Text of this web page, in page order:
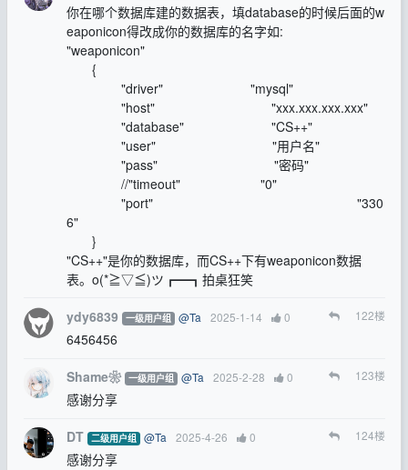
你在哪个数据库建的数据表，填database的时候后面的w
eaponicon得改成你的数据库的名字如:
"weaponicon"
{
"driver" "mysql"
"host" "xxx.xxx.xxx.xxx"
"database" "CS++"
"user" "用户名"
"pass" "密码"
//"timeout" "0"
"port" "330
6"
}
"CS++"是你的数据库，而CS++下有weaponicon数据
表。o(*≧▽≦)ツ┏━┓拍桌狂笑
ydy6839 一级用户组 @Ta 2025-1-14 0 122楼
6456456
Shame❀ 一级用户组 @Ta 2025-2-28 0 123楼
感谢分享
DT 二级用户组 @Ta 2025-4-26 0 124楼
感谢分享